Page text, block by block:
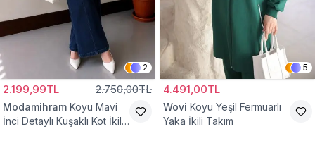
2
2.199,99TL 2.750,00TL
Modamihram Koyu Mavi
İnci Detaylı Kuşaklı Kot İkili
5
4.491,00TL
Wovi Koyu Yeşil Fermuarlı
Yaka İkili Takım